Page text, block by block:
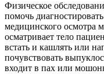
Физическое
помочь
медицинского осмотра
осматривает тело
встать и кашлять или
почувствовать
входит в пах или